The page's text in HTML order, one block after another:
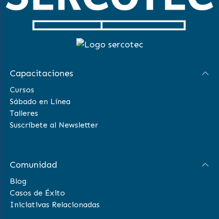
Capacitaciones
Cursos
Sábado en Línea
Talleres
Suscríbete al Newsletter
Comunidad
Blog
Casos de Éxito
Iniciativas Relacionadas